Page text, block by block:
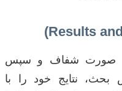
به صورت شفاف و سپس
نتایج خود را با